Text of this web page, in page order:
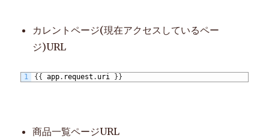
カレントページ(現在アクセスしているペー
ジ)URL
1 {{ app. request . uri }}
商品一覧ページURL